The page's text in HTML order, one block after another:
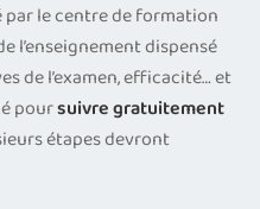
par le centre de formation
l’enseignement dispensé
de l’examen, efficacité… et
poursuivre gratuitement
étapes devront